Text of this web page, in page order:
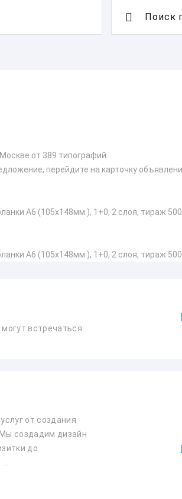
Поиск
от 389 типографий.
перейдите на карточку
А6 (105х148мм.), 1+0, 2 слоя, тираж 500
А6 (105х148мм.), 1+0, 2 слоя, тираж 500
встречаться
от coздaния
coздaдим дизaйн
дo